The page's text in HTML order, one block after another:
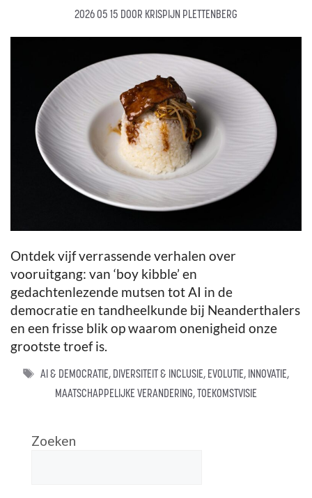
2026 05 15 DOOR KRISPIJN PLETTENBERG
Ontdek vijf verrassende verhalen over
vooruitgang: van ‘boy kibble’ en
gedachtenlezende mutsen tot AI in de
democratie en tandheelkunde bij Neanderthalers
en een frisse blik op waarom onenigheid onze
grootste troef is.
TAGS
AI & DEMOCRATIE, DIVERSITEIT & INCLUSIE, EVOLUTIE, INNOVATIE,
MAATSCHAPPELIJKE VERANDERING, TOEKOMSTVISIE
Zoeken